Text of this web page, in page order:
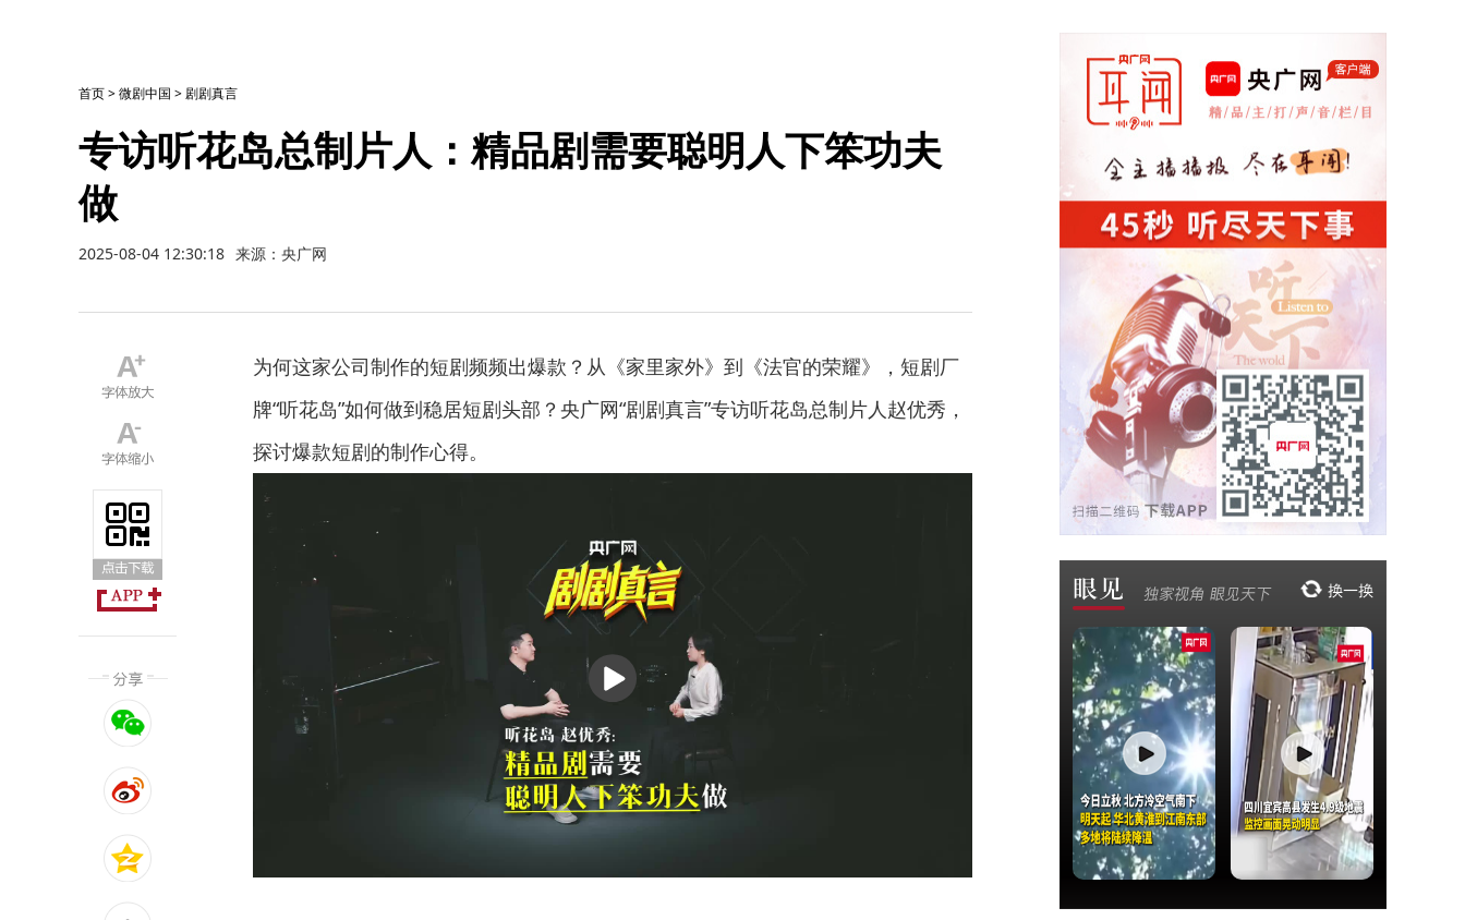
首页>微剧中国 > 剧剧真言
专访听花岛总制片人：精品剧需要聪明人下笨功夫
做
2025-08-04 12:30:18 来源：央广网
为何这家公司制作的短剧频频出爆款？从《家里家外》到《法官的荣耀》，短剧厂
牌“听花岛”如何做到稳居短剧头部？央广网“剧剧真言”专访听花岛总制片人赵优秀，
探讨爆款短剧的制作心得。
播
放